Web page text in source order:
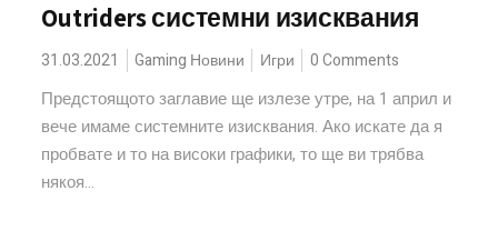
Outriders системни изисквания
31.03.2021 Gaming Новини Игри 0 Comments
Предстоящото заглавие ще излезе утре, на 1 април и
вече имаме системните изисквания. Ако искате да я
пробвате и то на високи графики, то ще ви трябва
някоя...